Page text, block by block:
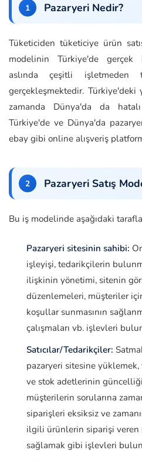
Pazaryeri Nedir?
Tüketiciden tüketiciye ürün
modelinin Türkiye'de gerçek
aslında çeşitli işletmeden
gerçekleşmektedir. Türkiye'deki
zamanda Dünya'da da
Türkiye'de ve Dünya'da
ebay gibi online alışveriş
Pazaryeri Satış
Bu iş modelinde aşağıdaki
Pazaryeri sitesinin sahibi:
işleyişi, tedarikçilerin
ilişkinin yönetimi, sitenin
düzenlemeleri, müşteriler
koşullar sunmasının
çalışmaları vb. işlevleri
Satıcılar/Tedarikçiler:
pazaryeri sitesine
ve stok adetlerinin
müşterilerin sorularına
siparişleri eksiksiz ve
ilgili ürünlerin siparişi veren
sağlamak gibi işlevleri